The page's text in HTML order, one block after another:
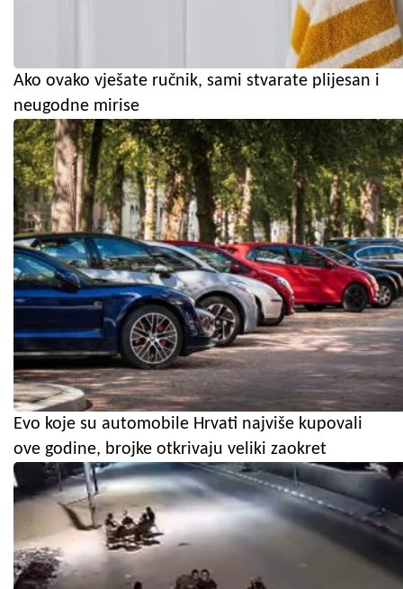
Ako ovako vješate ručnik, sami stvarate plijesan i
neugodne mirise
Evo koje su automobile Hrvati najviše kupovali
ove godine, brojke otkrivaju veliki zaokret